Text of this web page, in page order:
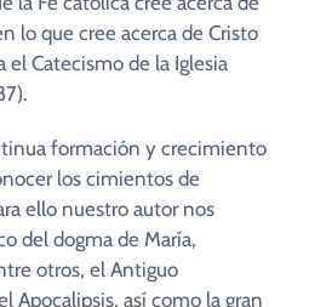
lo que cree acerca de Cristo
Catecismo de la Iglesia
formación y crecimiento
los cimientos de
ello nuestro autor nos
del dogma de María,
otros, el Antiguo
Apocalipsis, así como la gran